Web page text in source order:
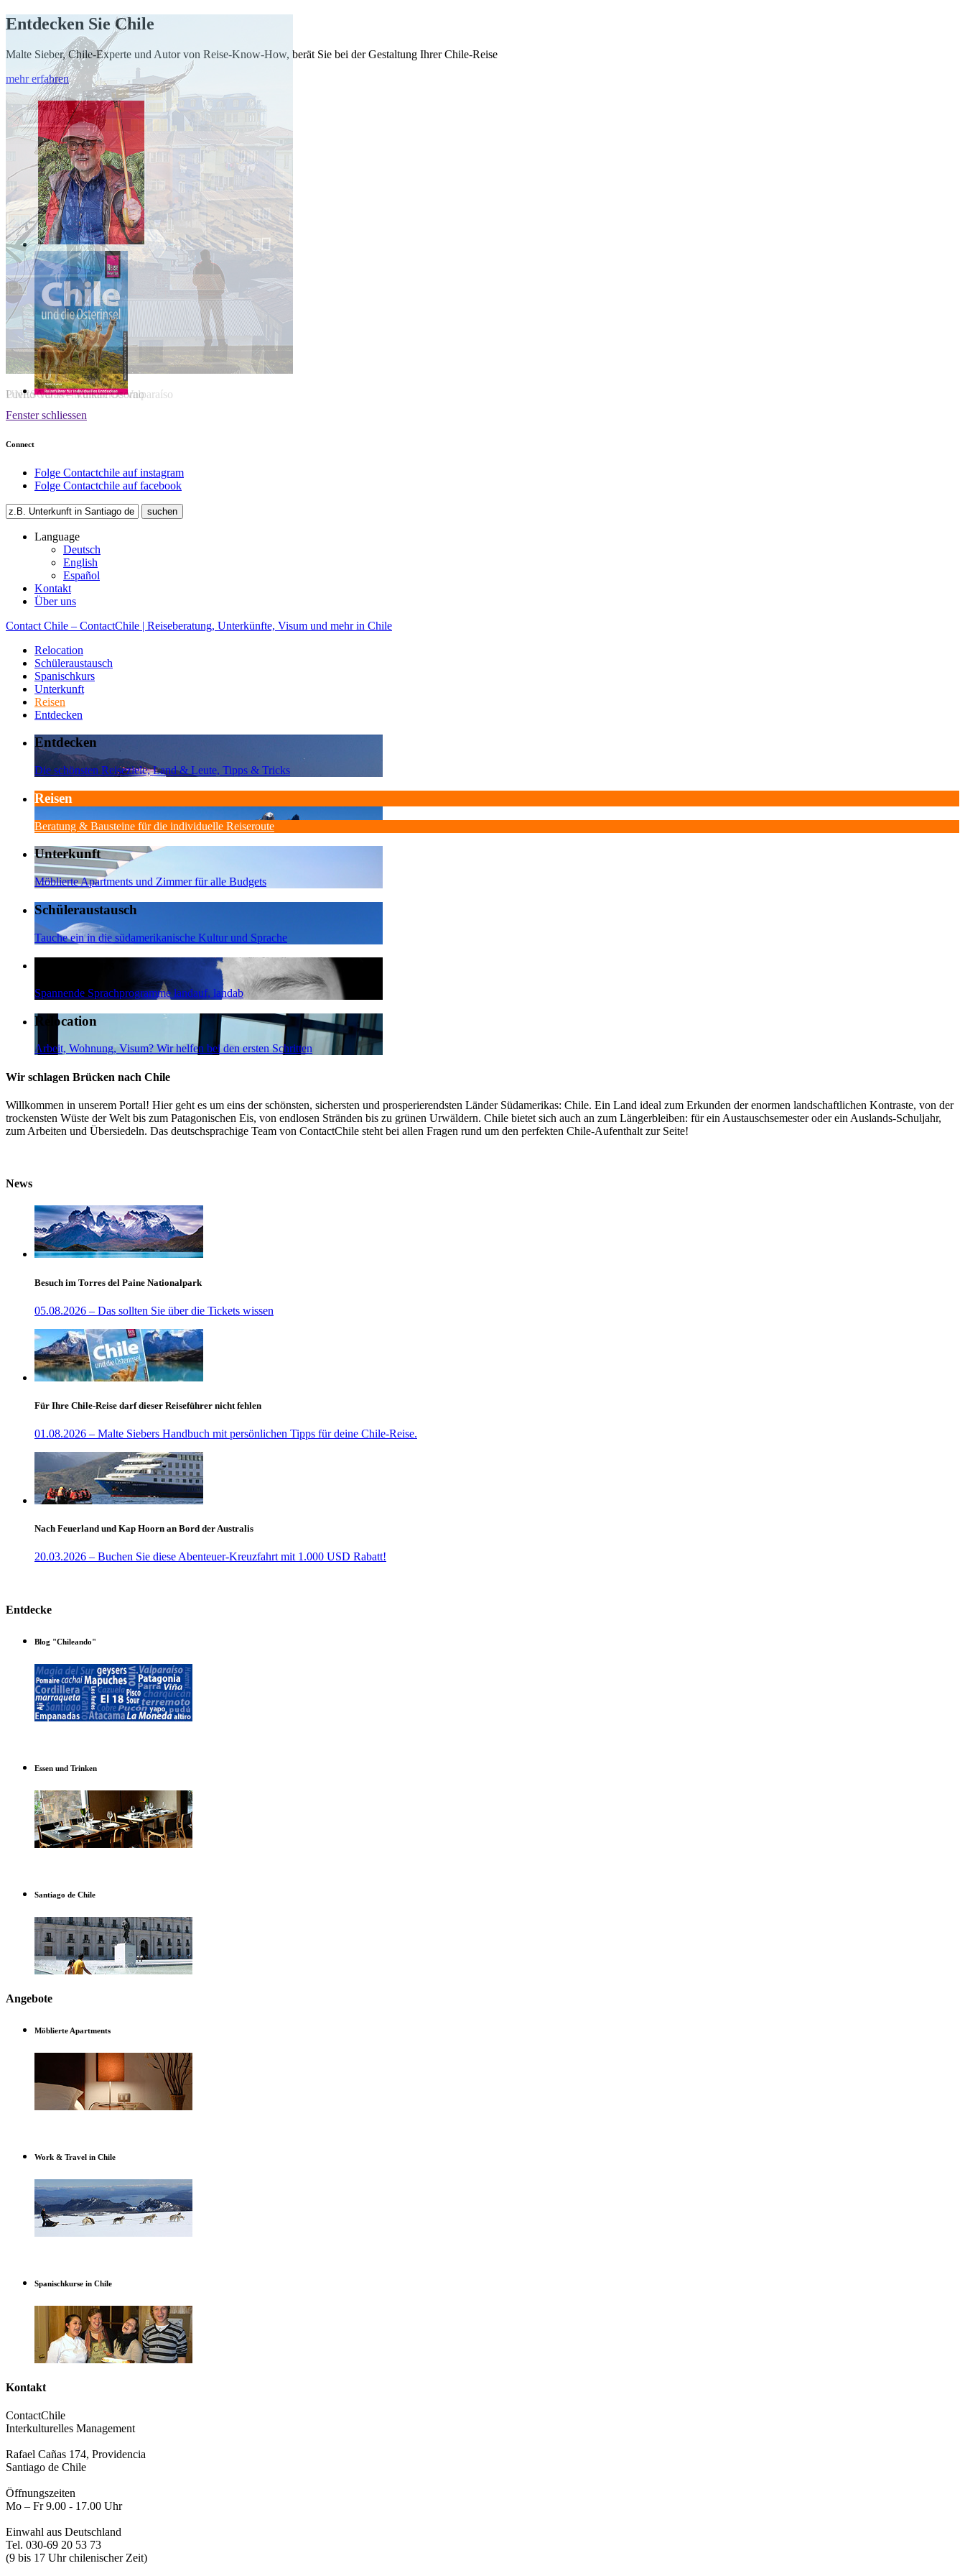
Puerto Varas – Vulkan Osorno
Entdecken Sie Chile
Malte Sieber, Chile-Experte und Autor von Reise-Know-How, berät Sie bei der Gestaltung Ihrer Chile-Reise
mehr erfahren
Fenster schliessen
Connect
Folge Contactchile auf instagram
Folge Contactchile auf facebook
Language
Deutsch
English
Español
Kontakt
Über uns
Contact Chile – ContactChile | Reiseberatung, Unterkünfte, Visum und mehr in Chile
Relocation
Schüleraustausch
Spanischkurs
Unterkunft
Reisen
Entdecken
Entdecken
Die schönsten Reiseziele, Land & Leute, Tipps & Tricks
Reisen
Beratung & Bausteine für die individuelle Reiseroute
Unterkunft
Möblierte Apartments und Zimmer für alle Budgets
Schüleraustausch
Tauche ein in die südamerikanische Kultur und Sprache
Spannende Sprachprogramme landauf, landab
Relocation
Arbeit, Wohnung, Visum? Wir helfen bei den ersten Schritten
Wir schlagen Brücken nach Chile
Willkommen in unserem Portal! Hier geht es um eins der schönsten, sichersten und prosperierendsten Länder Südamerikas: Chile. Ein Land ideal zum Erkunden der enormen landschaftlichen Kontraste, von der
trockensten Wüste der Welt bis zum Patagonischen Eis, von endlosen Stränden bis zu grünen Urwäldern. Chile bietet sich auch an zum Längerbleiben: für ein Austauschsemester oder ein Auslands-Schuljahr,
zum Arbeiten und Übersiedeln. Das deutschsprachige Team von ContactChile steht bei allen Fragen rund um den perfekten Chile-Aufenthalt zur Seite!
News
Besuch im Torres del Paine Nationalpark
05.08.2026 – Das sollten Sie über die Tickets wissen
Für Ihre Chile-Reise darf dieser Reiseführer nicht fehlen
01.08.2026 – Malte Siebers Handbuch mit persönlichen Tipps für deine Chile-Reise.
Nach Feuerland und Kap Hoorn an Bord der Australis
20.03.2026 – Buchen Sie diese Abenteuer-Kreuzfahrt mit 1.000 USD Rabatt!
Entdecke
Blog "Chileando"
Essen und Trinken
Santiago de Chile
Angebote
Möblierte Apartments
Work & Travel in Chile
Spanischkurse in Chile
Kontakt
ContactChile
Interkulturelles Management
Rafael Cañas 174, Providencia
Santiago de Chile
Öffnungszeiten
Mo – Fr 9.00 - 17.00 Uhr
Einwahl aus Deutschland
Tel. 030-69 20 53 73
(9 bis 17 Uhr chilenischer Zeit)